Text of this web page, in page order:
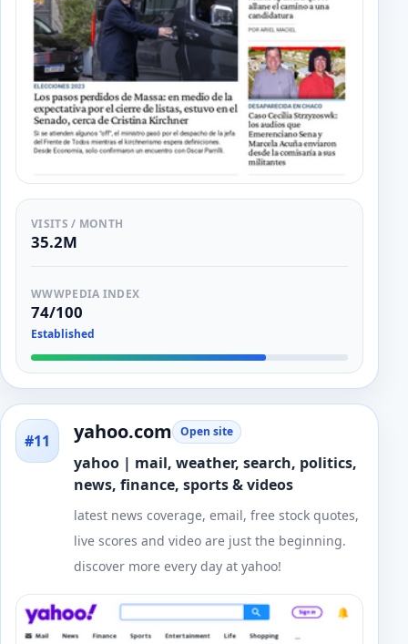
VISITS / MONTH
35.2M
WWWPEDIA INDEX
74/100
Established
#11 yahoo.com Open site
yahoo | mail, weather, search, politics,
news, finance, sports & videos
latest news coverage, email, free stock quotes,
live scores and video are just the beginning.
discover more every day at yahoo!